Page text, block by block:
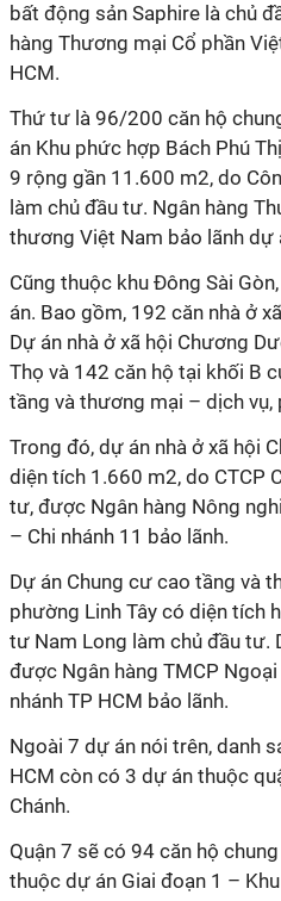
bất động sản Saphire là chủ
hàng Thương mại Cổ phần
HCM.
Thứ tư là 96/200 căn hộ
án Khu phức hợp Bách Phú
9 rộng gần 11.600 m2, do
làm chủ đầu tư. Ngân hàng
thương Việt Nam bảo lãnh dự
Cũng thuộc khu Đông Sài
án. Bao gồm, 192 căn nhà ở
Dự án nhà ở xã hội Chương
Thọ và 142 căn hộ tại khối B
tầng và thương mại – dịch vụ,
Trong đó, dự án nhà ở xã hội
diện tích 1.660 m2, do CTCP
tư, được Ngân hàng Nông
– Chi nhánh 11 bảo lãnh.
Dự án Chung cư cao tầng và
phường Linh Tây có diện tích
tư Nam Long làm chủ đầu tư.
được Ngân hàng TMCP
nhánh TP HCM bảo lãnh.
Ngoài 7 dự án nói trên, danh
HCM còn có 3 dự án thuộc
Chánh.
Quận 7 sẽ có 94 căn hộ
thuộc dự án Giai đoạn 1 –